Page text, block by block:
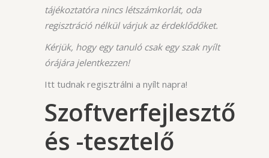
tájékoztatóra nincs létszámkorlát, oda
regisztráció nélkül várjuk az érdeklődőket.
Kérjük, hogy egy tanuló csak egy szak nyílt
órájára jelentkezzen!
Itt tudnak regisztrálni a nyílt napra!
Szoftverfejlesztő
és -tesztelő